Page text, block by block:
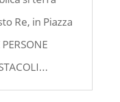
Re, in Piazza